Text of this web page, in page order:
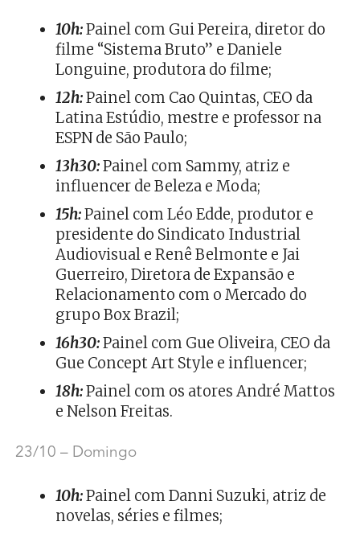
10h:Painel com Gui Pereira, diretor do
filme “Sistema Bruto” e Daniele
Longuine, produtora do filme;
12h:Painel com Cao Quintas, CEO da
Latina Estúdio, mestre e professor na
ESPN de São Paulo;
13h30:Painel com Sammy, atriz e
influencer de Beleza e Moda;
15h:Painel com Léo Edde, produtor e
presidente do Sindicato Industrial
Audiovisual e Renê Belmonte e Jai
Guerreiro, Diretora de Expansão e
Relacionamento com o Mercado do
grupo Box Brazil;
16h30:Painel com Gue Oliveira, CEO da
Gue Concept Art Style e influencer;
18h:Painel com os atores André Mattos
e Nelson Freitas.
23/10 – Domingo
10h:Painel com Danni Suzuki, atriz de
novelas, séries e filmes;